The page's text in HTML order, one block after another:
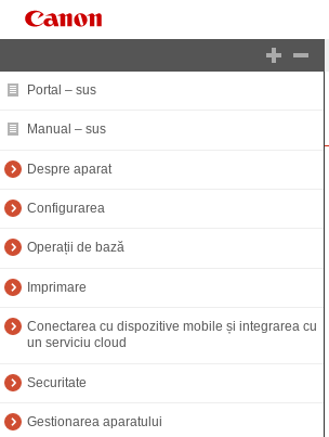
Portal – sus
Manual – sus
Despre aparat
Configurarea
Operații de bază
Imprimare
Conectarea cu dispozitive mobile și integrarea cu
un serviciu cloud
Securitate
Gestionarea aparatului